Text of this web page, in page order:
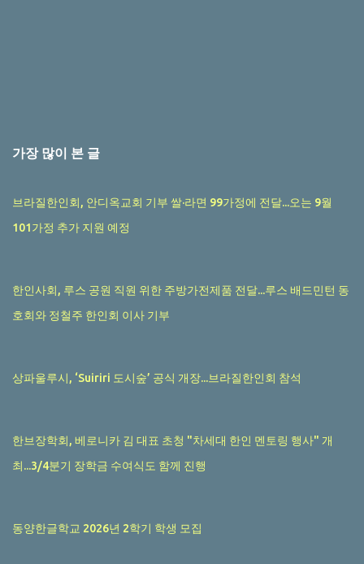
가장 많이 본 글
브라질한인회, 안디옥교회 기부 쌀·라면 99가정에 전달...오는 9월
101가정 추가 지원 예정
한인사회, 루스 공원 직원 위한 주방가전제품 전달...루스 배드민턴 동
호회와 정철주 한인회 이사 기부
상파울루시, ‘Suiriri 도시숲’ 공식 개장...브라질한인회 참석
한브장학회, 베로니카 김 대표 초청 "차세대 한인 멘토링 행사" 개
최...3/4분기 장학금 수여식도 함께 진행
동양한글학교 2026년 2학기 학생 모집